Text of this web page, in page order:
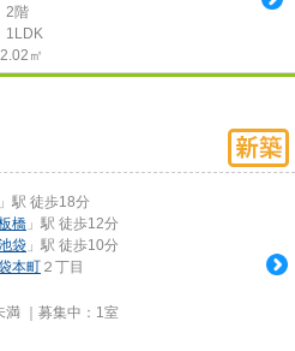
2階
1LDK
㎡
」駅 徒歩18分
橋 」駅 徒歩12分
袋 」駅 徒歩10分
本町 ２丁目
｜募集中： 1室